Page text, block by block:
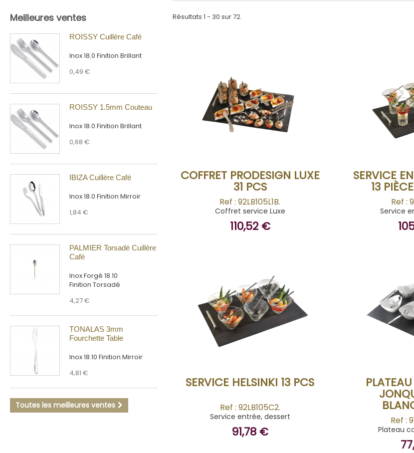
Meilleures ventes
ROISSY Cuillère Café
Inox 18.0 Finition Brillant
0,49 €
ROISSY 1.5mm Couteau
Inox 18.0 Finition Brillant
0,68 €
IBIZA Cuillère Café
Inox 18.0 Finition Mirroir
1,84 €
PALMIER Torsadé Cuillère
Café
Inox Forgé 18.10
Finition Torsadé
4,27 €
TONALAS 3mm
Fourchette Table
Inox 18.10 Finition Mirroir
4,81 €
Toutes les meilleures ventes
Résultats 1 - 30 sur 72.
BUY
COFFRET PRODESIGN LUXE
31 PCS
Ref : 92LB105L1B.
Coffret service Luxe
110,52 €
SERVICE
13
Ref :
Service
BUY
SERVICE HELSINKI 13 PCS
Ref : 92LB105C2.
Service entrée, dessert
91,78 €
Ref :
Plateau